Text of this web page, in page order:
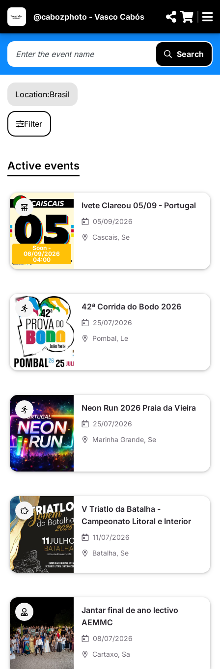
@cabozphoto - Vasco Cabós
Search
Location:Brasil
Filter
Active events
Soon -
06/09/2026
04:00
Ivete Clareou 05/09 - Portugal
05/09/2026
Cascais , Se
42ª Corrida do Bodo 2026
25/07/2026
Pombal , Le
Neon Run 2026 Praia da Vieira
25/07/2026
Marinha Grande , Se
V Triatlo da Batalha -
Campeonato Litoral e Interior
Centro Jovem
11/07/2026
Batalha , Se
Jantar final de ano lectivo
AEMMC
08/07/2026
Cartaxo , Sa